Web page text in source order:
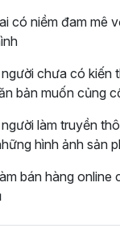
có niềm đam mê
chưa có kiến
bản muốn củng
làm truyền
hình ảnh sản
bán hàng online